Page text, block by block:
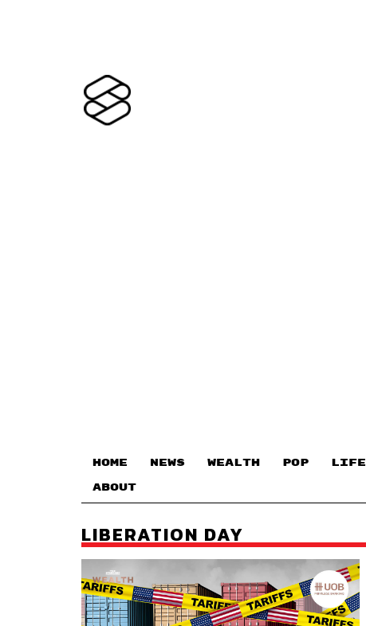
HOME NEWS WEALTH POP LIFE
ABOUT
LIBERATION DAY